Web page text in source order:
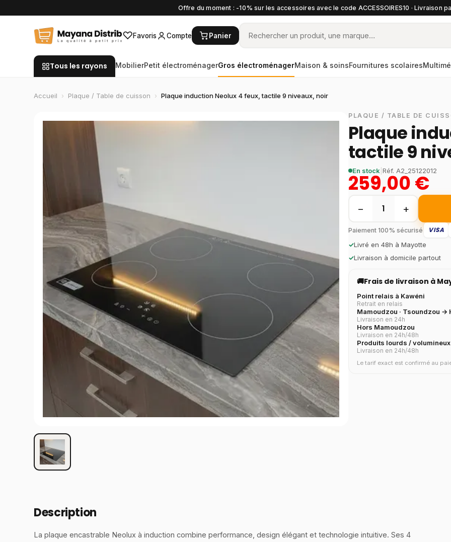
Offre du moment : -10% sur les accessoires avec le code ACCESSOIRES10 · Livraison
♡Favoris Compte Panier
Tous les rayons MobilierPetit électroménagerGros électroménagerMaison & soinsFournitures scolaires
Accueil › Plaque / Table de cuisson › Plaque induction Neolux 4 feux, tactile 9 niveaux, noir
PLAQUE / TABLE DE
Plaque
tactile 9
En stock Réf. A2_25122012
259,00 €
− 1 +
Paiement 100% sécurisé VISA
✓Livré en 48h à Mayotte
✓Livraison à domicile partout
🚚Frais de livraison à
Point relais à Kawéni
Retrait en relais
Mamoudzou · Tsoundzou →
Livraison en 24h
Hors Mamoudzou
Livraison en 24h/48h
Produits lourds / volumineux
Livraison en 24h/48h
Le tarif exact est confirmé au
Description
La plaque encastrable Neolux à induction combine performance, design élégant et technologie intuitive. Ses 4